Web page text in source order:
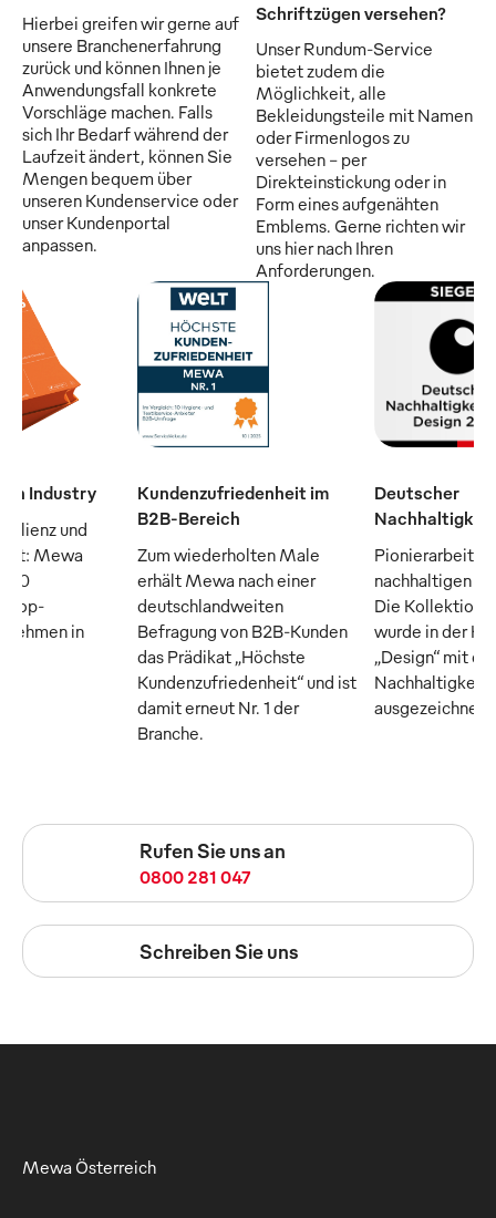
Hierbei greifen wir gerne auf
unsere Branchenerfahrung
zurück und können Ihnen je
Anwendungsfall konkrete
Vorschläge machen. Falls
sich Ihr Bedarf während der
Laufzeit ändert, können Sie
Mengen bequem über
unseren Kundenservice oder
unser Kundenportal
anpassen.
Schriftzügen versehen?
Unser Rundum-Service
bietet zudem die
Möglichkeit, alle
Bekleidungsteile mit Namen
oder Firmenlogos zu
versehen - per
Direkteinstickung oder in
Form eines aufgenähten
Emblems. Gerne richten wir
uns hier nach Ihren
Anforderungen.
Industry
und
Mewa
50
Top-
in
Kundenzufriedenheit im
B2B-Bereich
Zum wiederholten Male
erhält Mewa nach einer
deutschlandweiten
Befragung von B2B-Kunden
das Prädikat „Höchste
Kundenzufriedenheit“ und ist
damit erneut Nr. 1 der
Branche.
Deutscher
Pionierarbeit
nachhaltigen
Die Kollektion
wurde in der
„Design“ mit
ausgezeichnet
Rufen Sie uns an
0800 281 047
Schreiben Sie uns
Mewa Österreich